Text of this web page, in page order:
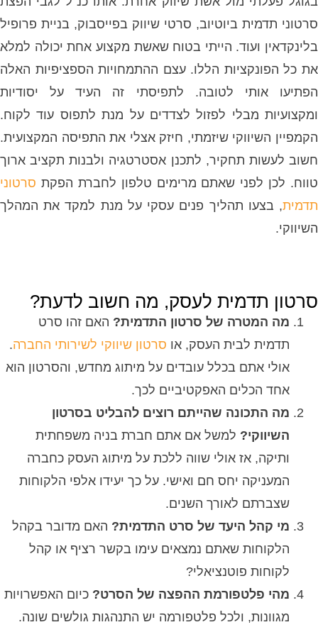
סרטוני תדמית ביוטיוב, סרטי שיווק בפייסבוק, בניית פרופיל
בלינקדאין ועוד. הייתי בטוח שאשת מקצוע אחת יכולה למלא
את כל הפונקציות הללו. עצם ההתמחויות הספציפיות האלה
הפתיעו אותי לטובה. לתפיסתי זה העיד על יסודיות
ומקצועיות מבלי לפזול לצדדים על מנת לתפוס עוד לקוח.
הקמפיין השיווקי שיזמתי, חיזק אצלי את התפיסה המקצועית.
חשוב לעשות תחקיר, לתכנן אסטרטגיה ולבנות תקציב ארוך
טווח. לכן לפני שאתם מרימים טלפון לחברת הפקת סרטוני
תדמית, בצעו תהליך פנים עסקי על מנת למקד את המהלך
השיווקי.
סרטון תדמית לעסק, מה חשוב לדעת?
מה המטרה של סרטון התדמית? האם זהו סרט
תדמית לבית העסק, או סרטון שיווקי לשירותי החברה.
אולי אתם בכלל עובדים על מיתוג מחדש, והסרטון הוא
אחד הכלים האפקטיביים לכך.
מה התכונה שהייתם רוצים להבליט בסרטון
השיווקי? למשל אם אתם חברת בניה משפחתית
ותיקה, אז אולי שווה ללכת על מיתוג העסק כחברה
המעניקה יחס חם ואישי. על כך יעידו אלפי הלקוחות
שצברתם לאורך השנים.
מי קהל היעד של סרט התדמית? האם מדובר בקהל
הלקוחות שאתם נמצאים עימו בקשר רציף או קהל
לקוחות פוטנציאלי?
מהי פלטפורמת ההפצה של הסרט? כיום האפשרויות
מגוונות, ולכל פלטפורמה יש התנהגות גולשים שונה.